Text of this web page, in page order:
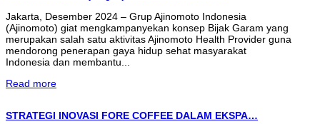
Jakarta, Desember 2024 – Grup Ajinomoto Indonesia
(Ajinomoto) giat mengkampanyekan konsep Bijak Garam yang
merupakan salah satu aktivitas Ajinomoto Health Provider guna
mendorong penerapan gaya hidup sehat masyarakat
Indonesia dan membantu...
Read more
STRATEGI INOVASI FORE COFFEE DALAM EKSPA…